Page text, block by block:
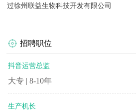
过徐州联益生物科技开发有限公司
招聘职位
抖音运营总监
大专 | 8-10年
生产机长